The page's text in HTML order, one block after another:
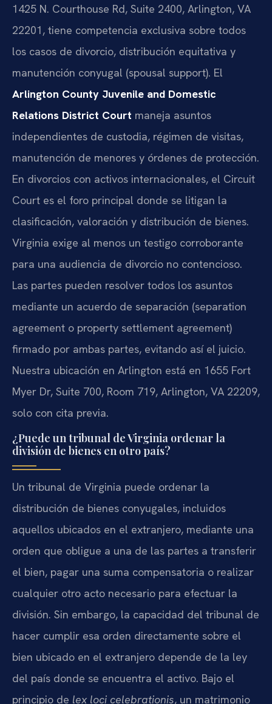
1425 N. Courthouse Rd, Suite 2400, Arlington, VA
22201, tiene competencia exclusiva sobre todos
los casos de divorcio, distribución equitativa y
manutención conyugal (spousal support). El
Arlington County Juvenile and Domestic
Relations District Court maneja asuntos
independientes de custodia, régimen de visitas,
manutención de menores y órdenes de protección.
En divorcios con activos internacionales, el Circuit
Court es el foro principal donde se litigan la
clasificación, valoración y distribución de bienes.
Virginia exige al menos un testigo corroborante
para una audiencia de divorcio no contencioso.
Las partes pueden resolver todos los asuntos
mediante un acuerdo de separación (separation
agreement o property settlement agreement)
firmado por ambas partes, evitando así el juicio.
Nuestra ubicación en Arlington está en 1655 Fort
Myer Dr, Suite 700, Room 719, Arlington, VA 22209,
solo con cita previa.
¿Puede un tribunal de Virginia ordenar la
división de bienes en otro país?
Un tribunal de Virginia puede ordenar la
distribución de bienes conyugales, incluidos
aquellos ubicados en el extranjero, mediante una
orden que obligue a una de las partes a transferir
el bien, pagar una suma compensatoria o realizar
cualquier otro acto necesario para efectuar la
división. Sin embargo, la capacidad del tribunal de
hacer cumplir esa orden directamente sobre el
bien ubicado en el extranjero depende de la ley
del país donde se encuentra el activo. Bajo el
principio de lex loci celebrationis, un matrimonio